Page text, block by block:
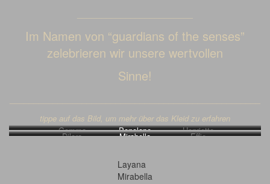
Im Namen von “guardians of the senses”
zelebrieren wir unsere wertvollen
Sinne!
tippe auf das Bild, um mehr über das Kleid zu erfahren
Gemma
Henriette
Penelope
Dilara Effie
Mirabella
Layana
Mirabella